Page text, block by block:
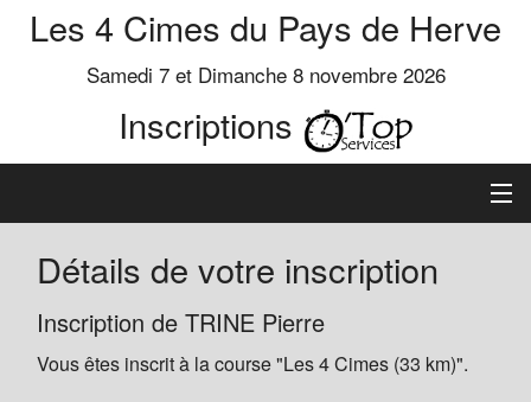
Les 4 Cimes du Pays de Herve
Samedi 7 et Dimanche 8 novembre 2026
Inscriptions
Inscription
Préinscrits
Informations
Détails de votre inscription
Inscription de TRINE Pierre
Vous êtes inscrit à la course "Les 4 Cimes (33 km)".